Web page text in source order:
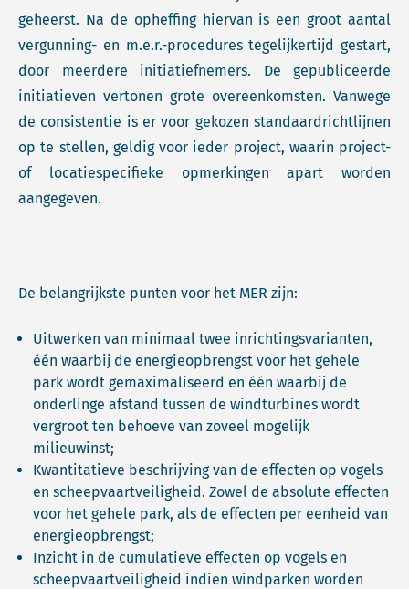
geheerst. Na de opheffing hiervan is een groot aantal
vergunning- en m.e.r.-procedures tegelijkertijd gestart,
door meerdere initiatiefnemers. De gepubliceerde
initiatieven vertonen grote overeenkomsten. Vanwege
de consistentie is er voor gekozen standaardrichtlijnen
op te stellen, geldig voor ieder project, waarin project-
of locatiespecifieke opmerkingen apart worden
aangegeven.
De belangrijkste punten voor het MER zijn:
Uitwerken van minimaal twee inrichtingsvarianten,
één waarbij de energieopbrengst voor het gehele
park wordt gemaximaliseerd en één waarbij de
onderlinge afstand tussen de windturbines wordt
vergroot ten behoeve van zoveel mogelijk
milieuwinst;
Kwantitatieve beschrijving van de effecten op vogels
en scheepvaartveiligheid. Zowel de absolute effecten
voor het gehele park, als de effecten per eenheid van
energieopbrengst;
Inzicht in de cumulatieve effecten op vogels en
scheepvaartveiligheid indien windparken worden